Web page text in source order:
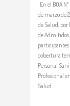
En el BOA
de marzo de
de Salud, por
de
participantes
cobertura
Personal
Profesional
Salud.